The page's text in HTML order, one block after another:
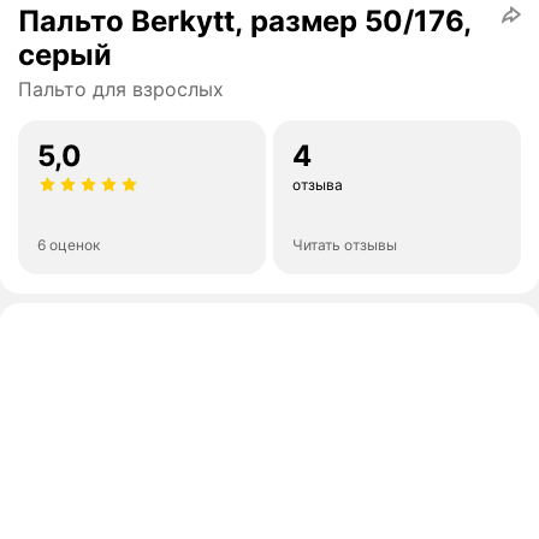
Пальто Berkytt, размер 50/176,
серый
Пальто для взрослых
5,0
6 оценок
4
отзыва
Читать отзывы